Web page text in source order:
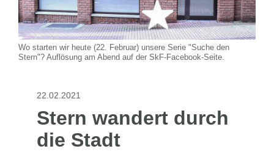
Wo starten wir heute (22. Februar) unsere Serie "Suche den
Stern"? Auflösung am Abend auf der SkF-Facebook-Seite.
22.02.2021
Stern wandert durch
die Stadt